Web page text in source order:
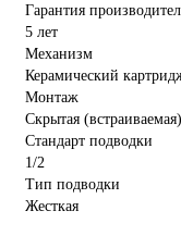
Гарантия
5 лет
Механизм
Керамический
Монтаж
Скрытая (встраиваемая)
Стандарт подводки
1/2
Тип подводки
Жесткая